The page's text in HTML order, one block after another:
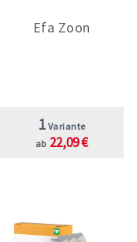
Efa Zoon
1 Variante
ab 22,09 €